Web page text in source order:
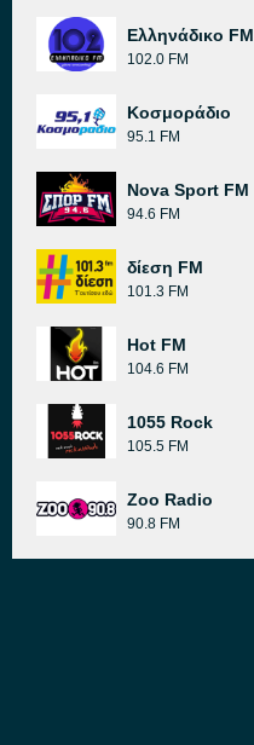
Ελληνάδικο FM
102.0 FM
Κοσμοράδιο
95.1 FM
Nova Sport FM
94.6 FM
δίεση FM
101.3 FM
Hot FM
104.6 FM
1055 Rock
105.5 FM
Zoo Radio
90.8 FM